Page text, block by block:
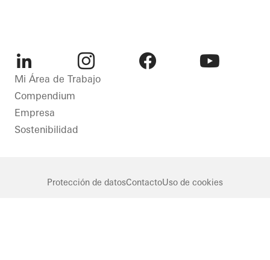
LinkedIn Instagram
Mi Área de Trabajo
Compendium
Empresa
Sostenibilidad
Protección de datosContactoUso de cookies